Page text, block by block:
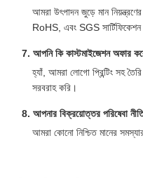
আমরা উৎপাদন জুড়ে মান
RoHS, এবং SGS সার্টিফিকেশন
7. আপনি কি কাস্টমাইজেশন অফার
হ্যাঁ, আমরা লোগো প্রিন্টিং সহ
সরবরাহ করি।
8. আপনার বিক্রয়োত্তর পরিষেবা
আমরা কোনো নিশ্চিত মানের